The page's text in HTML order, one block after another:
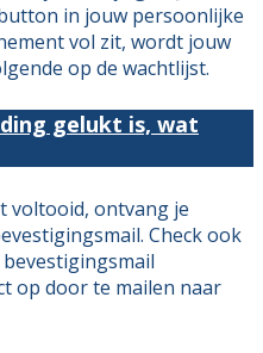
in jouw persoonlijke
vol zit, wordt jouw
op de wachtlijst.
gelukt is, wat
voltooid, ontvang je
Check ook
op door te mailen naar